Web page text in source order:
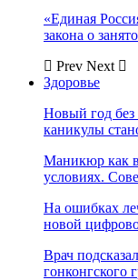
«Единая
закона о
Prev Next
Здоровье
Новый год
каникулы
Маникюр как
условиях.
На ошибках
новой
Врач
гонконгского